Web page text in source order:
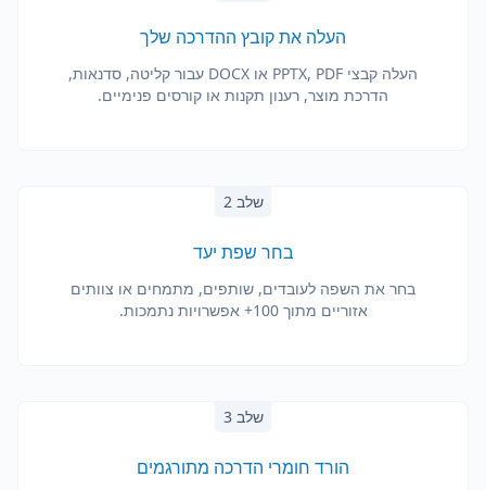
העלה את קובץ ההדרכה שלך
העלה קבצי PPTX, PDF או DOCX עבור קליטה, סדנאות,
הדרכת מוצר, רענון תקנות או קורסים פנימיים.
שלב 2
בחר שפת יעד
בחר את השפה לעובדים, שותפים, מתמחים או צוותים
אזוריים מתוך 100+ אפשרויות נתמכות.
שלב 3
הורד חומרי הדרכה מתורגמים